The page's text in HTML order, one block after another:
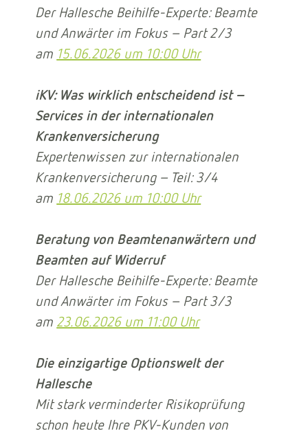
Der Hallesche Beihilfe-Experte: Beamte
und Anwärter im Fokus – Part 2/3
am 15.06.2026 um 10:00 Uhr
iKV: Was wirklich entscheidend ist –
Services in der internationalen
Krankenversicherung
Expertenwissen zur internationalen
Krankenversicherung – Teil: 3/4
am 18.06.2026 um 10:00 Uhr
Beratung von Beamtenanwärtern und
Beamten auf Widerruf
Der Hallesche Beihilfe-Experte: Beamte
und Anwärter im Fokus – Part 3/3
am 23.06.2026 um 11:00 Uhr
Die einzigartige Optionswelt der
Hallesche
Mit stark verminderter Risikoprüfung
schon heute Ihre PKV-Kunden von